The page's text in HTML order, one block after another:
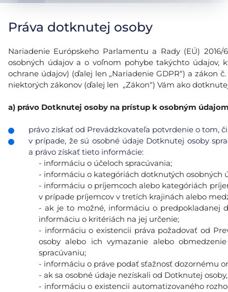
Práva dotknutej osoby
Nariadenie Európskeho Parlamentu a Rady (EÚ)
osobných údajov a o voľnom pohybe takýchto údajov,
ochrane údajov) (ďalej len „Nariadenie GDPR“) a zákon
niektorých zákonov (ďalej len „Zákon“) Vám ako
a) právo Dotknutej osoby na prístup k osobným
právo získať od Prevádzkovateľa potvrdenie o tom,
v prípade, že sú osobné údaje Dotknutej osoby
a právo získať tieto informácie:
- informáciu o účeloch spracúvania;
- informáciu o kategóriách dotknutých osobných
- informáciu o príjemcoch alebo kategóriách
v prípade príjemcov v tretích krajinách alebo
- ak je to možné, informáciu o predpokladanej
informáciu o kritériách na jej určenie;
- informáciu o existencii práva požadovať od
osoby alebo ich vymazanie alebo
spracúvaniu;
- informáciu o práve podať sťažnosť dozornému
- ak sa osobné údaje nezískali od Dotknutej
- informáciu o existencii automatizovaného